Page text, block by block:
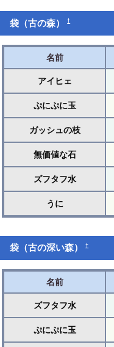
袋（古の森）†
名前
アイヒェ
ぷにぷに玉
ガッシュの枝
無価値な石
ズフタフ水
うに
袋（古の深い森）†
名前
ズフタフ水
ぷにぷに玉